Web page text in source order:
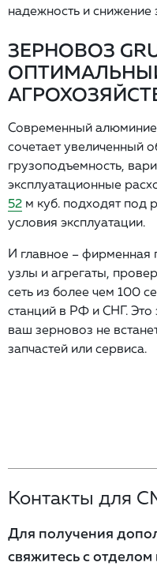
надежность и снижение
ЗЕРНОВОЗ
Современный
сочетает увеличенный
грузоподъемность,
эксплуатационные
52 м куб. подходят под
условия эксплуатации.
И главное – фирменная
узлы и агрегаты,
сеть из более чем 100
станций в РФ и СНГ. Это
ваш зерновоз не
запчастей или сервиса.
Контакты для
Для получения
свяжитесь с отделом